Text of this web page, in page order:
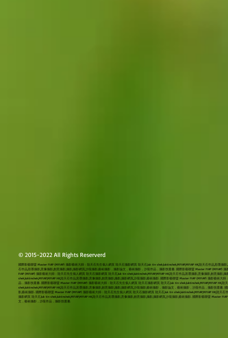
© 2015-2022 All Rights Reserverd
國際影藝聯盟 Master FIAP (MFIAP) 攝影藝術大師：陸天石先生個人網頁 陸天石攝影網頁 陸天石,luk tin shek,luktinshek,MFIAP,MFIAP HK,陸天石作品,彩墨
石作品,彩墨攝影,意像攝影,創意攝影,攝影,攝影網頁,沙龍攝影,藝術攝影，攝影論文，藝術攝影，沙龍作品，攝影技叢書. 國際影藝聯盟 Master FIAP (MFIAP)
FIAP (MFIAP) 攝影藝術大師：陸天石先生個人網頁 陸天石攝影網頁 陸天石,luk tin shek,luktinshek,MFIAP,MFIAP HK,陸天石作品,彩墨攝影,意像攝影,創意攝
shek,luktinshek,MFIAP,MFIAP HK,陸天石作品,彩墨攝影,意像攝影,創意攝影,攝影,攝影網頁,沙龍攝影,藝術攝影. 國際影藝聯盟 Master FIAP (MFIAP) 攝影藝術
品，攝影技叢書. 國際影藝聯盟 Master FIAP (MFIAP) 攝影藝術大師：陸天石先生個人網頁 陸天石攝影網頁 陸天石,luk tin shek,luktinshek,MFIAP,MFIAP
shek,luktinshek,MFIAP,MFIAP HK,陸天石作品,彩墨攝影,意像攝影,創意攝影,攝影,攝影網頁,沙龍攝影,藝術攝影，攝影論文，藝術攝影，沙龍作品，攝影技叢
影,藝術攝影. 國際影藝聯盟 Master FIAP (MFIAP) 攝影藝術大師：陸天石先生個人網頁 陸天石攝影網頁 陸天石,luk tin shek,luktinshek,MFIAP,MFIAP HK,陸
攝影網頁 陸天石,luk tin shek,luktinshek,MFIAP,MFIAP HK,陸天石作品,彩墨攝影,意像攝影,創意攝影,攝影,攝影網頁,沙龍攝影,藝術攝影. 國際影藝聯盟 Master
文，藝術攝影，沙龍作品，攝影技叢書.